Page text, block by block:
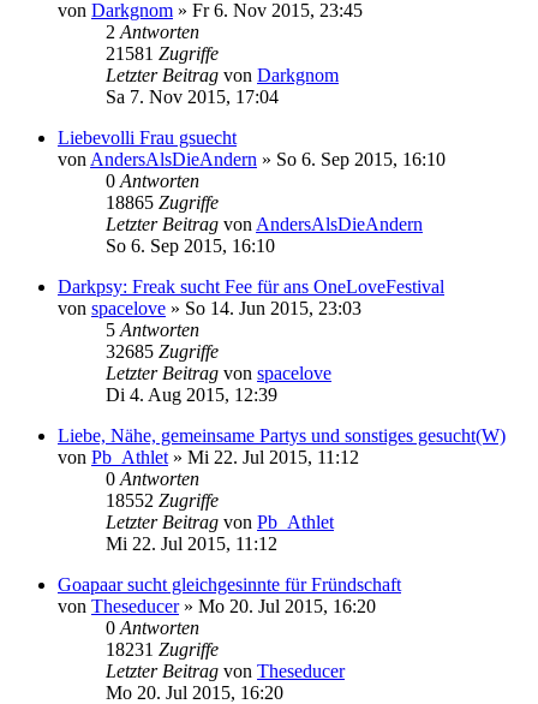
von Darkgnom » Fr 6. Nov 2015, 23:45
2 Antworten
21581 Zugriffe
Letzter Beitrag von Darkgnom
Sa 7. Nov 2015, 17:04
Liebevolli Frau gsuecht
von AndersAlsDieAndern » So 6. Sep 2015, 16:10
0 Antworten
18865 Zugriffe
Letzter Beitrag von AndersAlsDieAndern
So 6. Sep 2015, 16:10
Darkpsy: Freak sucht Fee für ans OneLoveFestival
von spacelove » So 14. Jun 2015, 23:03
5 Antworten
32685 Zugriffe
Letzter Beitrag von spacelove
Di 4. Aug 2015, 12:39
Liebe, Nähe, gemeinsame Partys und sonstiges gesucht(W)
von Pb_Athlet » Mi 22. Jul 2015, 11:12
0 Antworten
18552 Zugriffe
Letzter Beitrag von Pb_Athlet
Mi 22. Jul 2015, 11:12
Goapaar sucht gleichgesinnte für Fründschaft
von Theseducer» Mo 20. Jul 2015, 16:20
0 Antworten
18231 Zugriffe
Letzter Beitrag von Theseducer
Mo 20. Jul 2015, 16:20